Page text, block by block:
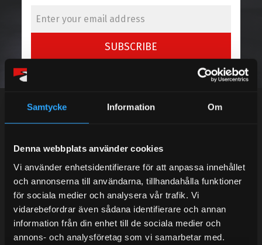
Samtycke Information Om
Denna webbplats använder cookies
Vi använder enhetsidentifierare för att anpassa innehållet
och annonserna till användarna, tillhandahålla funktioner
för sociala medier och analysera vår trafik. Vi
vidarebefordrar även sådana identifierare och annan
information från din enhet till de sociala medier och
annons- och analysföretag som vi samarbetar med.
SUBSCRIBE
Your personal information is processed in accordance with our privacy policy.
Telefonsupport:
Mån-Tors: 10:30-15:00
Lunchstängt 12:00-13:00
Tel: 031- 51 66 60